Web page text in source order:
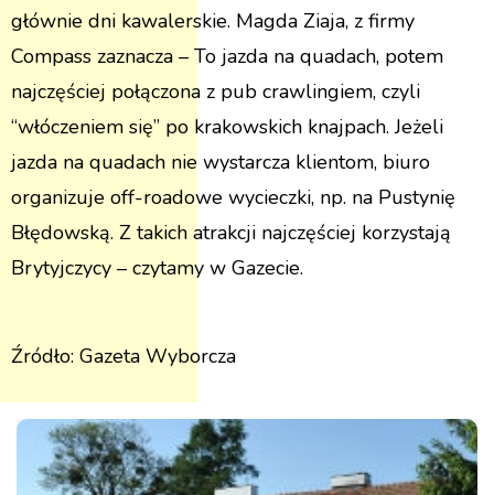
głównie dni kawalerskie. Magda Ziaja, z firmy
Compass zaznacza – To jazda na quadach, potem
najczęściej połączona z pub crawlingiem, czyli
“włóczeniem się” po krakowskich knajpach. Jeżeli
jazda na quadach nie wystarcza klientom, biuro
organizuje off-roadowe wycieczki, np. na Pustynię
Błędowską. Z takich atrakcji najczęściej korzystają
Brytyjczycy – czytamy w Gazecie.
Źródło: Gazeta Wyborcza